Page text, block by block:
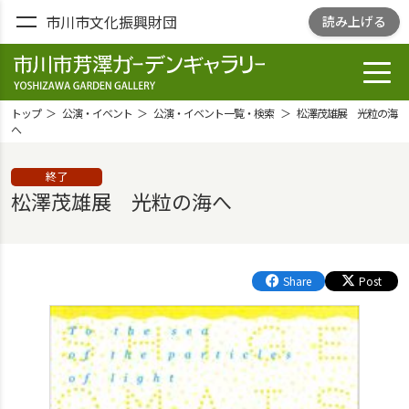
市川市文化振興財団 読み上げる
市川市芳澤ガー
デンギャラリ
トップ 公演・イベント 公演・イベント一覧・検索
松澤茂雄展 光粒の海
へ
終了
松澤茂雄展 光粒の海へ
Share Post